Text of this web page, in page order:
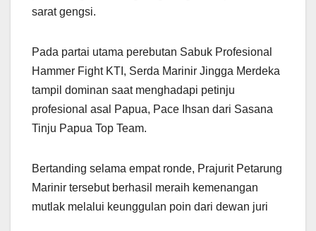
sarat gengsi.
Pada partai utama perebutan Sabuk Profesional
Hammer Fight KTI, Serda Marinir Jingga Merdeka
tampil dominan saat menghadapi petinju
profesional asal Papua, Pace Ihsan dari Sasana
Tinju Papua Top Team.
Bertanding selama empat ronde, Prajurit Petarung
Marinir tersebut berhasil meraih kemenangan
mutlak melalui keunggulan poin dari dewan juri